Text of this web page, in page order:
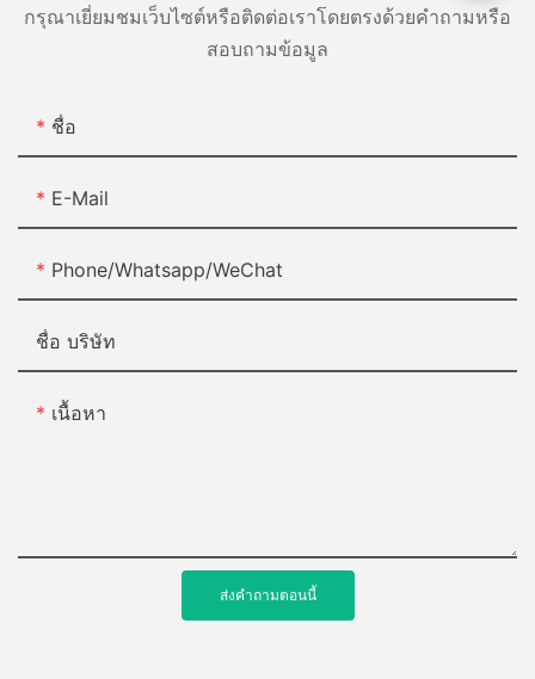
กรุณาเยี่ยมชมเว็บไซต์หรือติดต่อเราโดยตรงด้วยคำถามหรือ
สอบถามข้อมูล
ชื่อ
E-Mail
Phone/Whatsapp/WeChat
ชื่อ บริษัท
เนื้อหา
ส่งคำถามตอนนี้